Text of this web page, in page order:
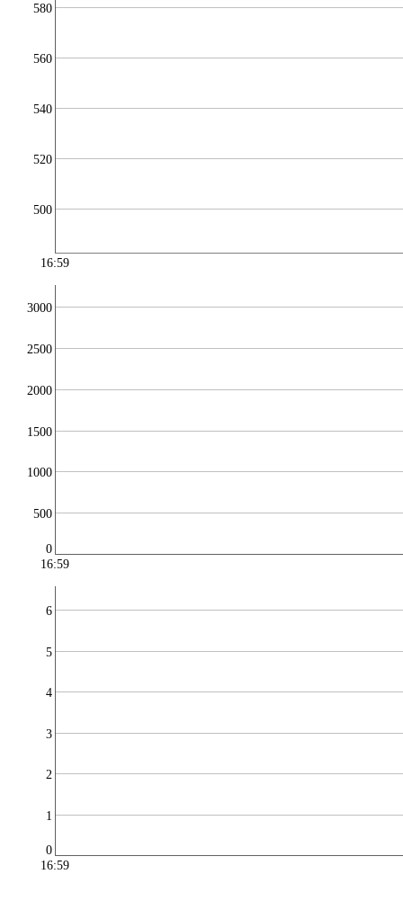
500
520
540
560
580
16:59
0
500
1000
1500
2000
2500
3000
16:59
0
1
2
3
4
5
6
16:59